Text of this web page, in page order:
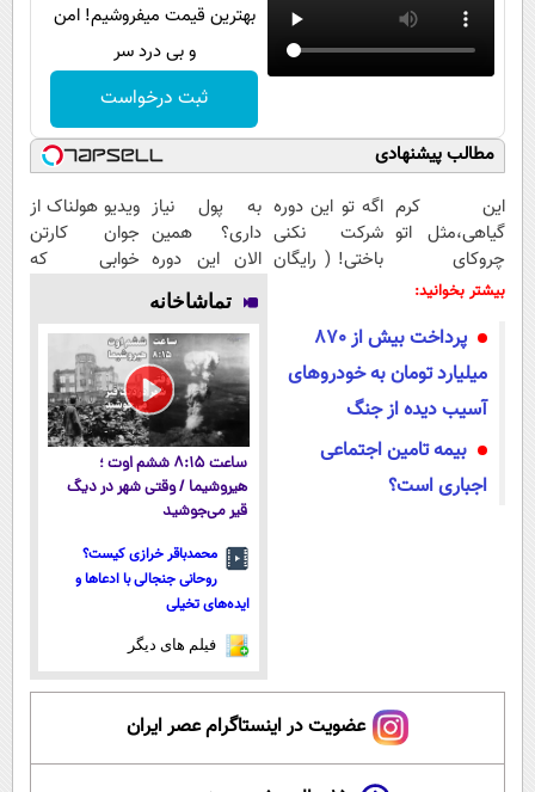
بهترین قیمت میفروشیم! امن
و بی درد سر
ثبت درخواست
مطالب پیشنهادی
این کرم
گیاهی،مثل اتو
چروکای
پوستتوصاف
اگه تو این دوره
شرکت نکنی
باختی! ( رایگان
به پول نیاز
داری؟ همین
الان این دوره
رایگان رو شرکت
کن تا دیر
نشده!
ویدیو هولناک از
جوان کارتن
خوابی که
بیشتر بخوانید:
پرداخت بیش از 870
میلیارد تومان به خودروهای
آسیب دیده از جنگ
بیمه تامین اجتماعی
اجباری است؟
تماشاخانه
ساعت ۸:۱۵ ششم اوت ؛
هیروشیما / وقتی شهر در دیگ
قیر می‌جوشید
محمدباقر خرازی کیست؟
روحانی جنجالی با ادعاها و
ایده‌های تخیلی
فیلم های دیگر
عضویت در اینستاگرام عصر ایران